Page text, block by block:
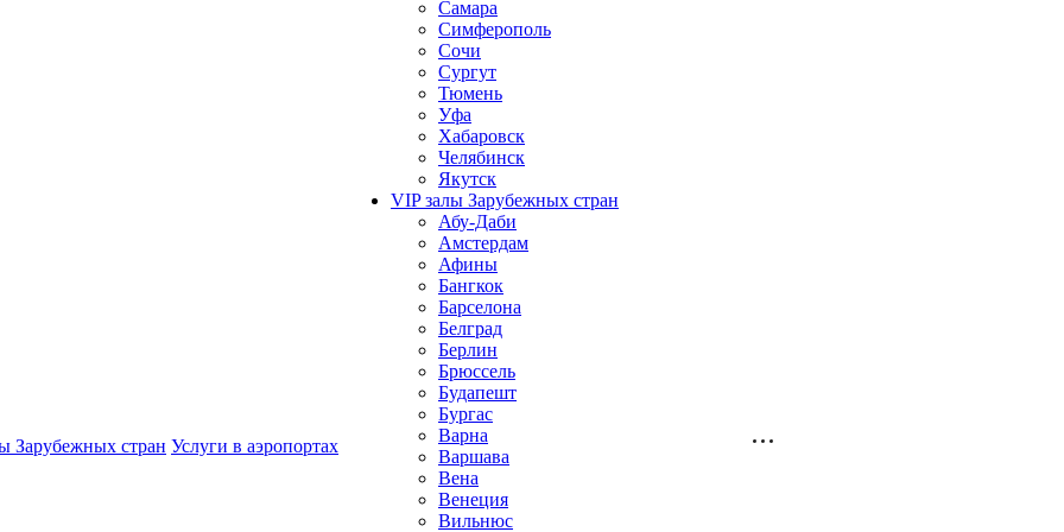
Зарубежных стран Услуги в аэропортах
Самара
Симферополь
Сочи
Сургут
Тюмень
Уфа
Хабаровск
Челябинск
Якутск
VIP залы Зарубежных стран
Абу-Даби
Амстердам
Афины
Бангкок
Барселона
Белград
Берлин
Брюссель
Будапешт
Бургас
Варна
Варшава
Вена
Венеция
Вильнюс